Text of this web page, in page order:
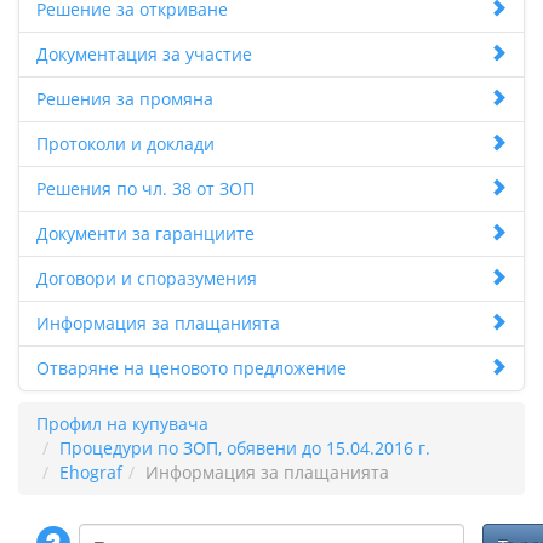
Решение за откриване
Документация за участие
Решения за промяна
Протоколи и доклади
Решения по чл. 38 от ЗОП
Документи за гаранциите
Договори и споразумения
Информация за плащанията
Отваряне на ценовото предложение
Профил на купувача
Процедури по ЗОП, обявени до 15.04.2016 г.
Ehograf
Информация за плащанията